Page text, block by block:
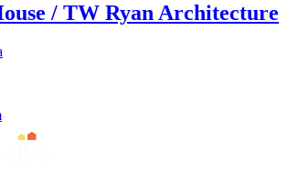
/ TW Ryan Architecture